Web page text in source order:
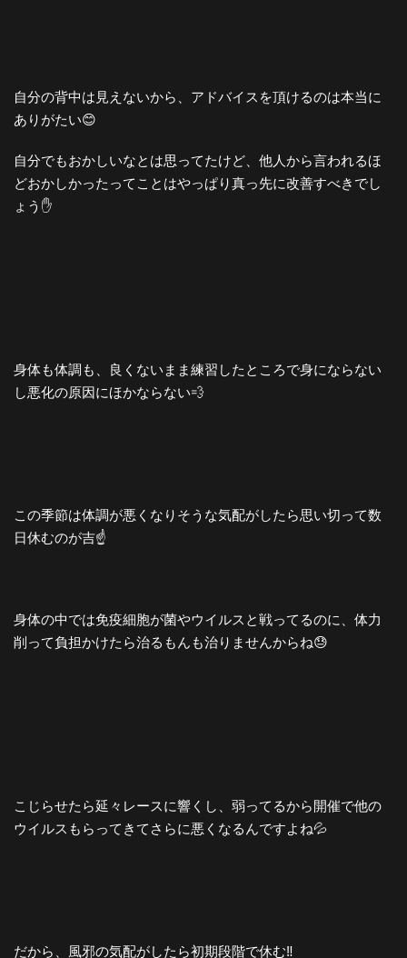
自分の背中は見えないから、アドバイスを頂けるのは本当に
ありがたい😊
自分でもおかしいなとは思ってたけど、他人から言われるほ
どおかしかったってことはやっぱり真っ先に改善すべきでし
ょう✋
身体も体調も、良くないまま練習したところで身にならない
し悪化の原因にほかならない💨
この季節は体調が悪くなりそうな気配がしたら思い切って数
日休むのが吉☝️
身体の中では免疫細胞が菌やウイルスと戦ってるのに、体力
削って負担かけたら治るもんも治りませんからね😓
こじらせたら延々レースに響くし、弱ってるから開催で他の
ウイルスもらってきてさらに悪くなるんですよね💦
だから、風邪の気配がしたら初期段階で休む‼️